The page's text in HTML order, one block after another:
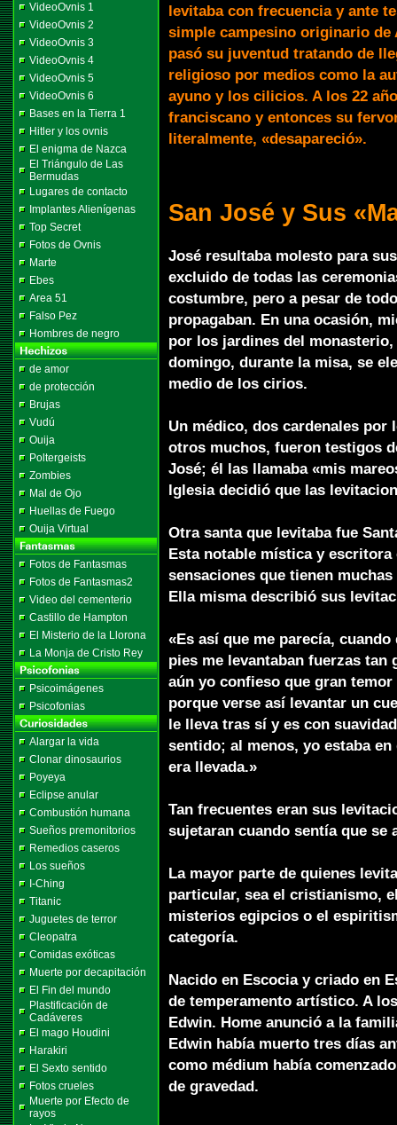
VideoOvnis 1
VideoOvnis 2
VideoOvnis 3
VideoOvnis 4
VideoOvnis 5
VideoOvnis 6
Bases en la Tierra 1
Hitler y los ovnis
El enigma de Nazca
El Triángulo de Las
Bermudas
Lugares de contacto
Implantes Alienígenas
Top Secret
Fotos de Ovnis
Marte
Ebes
Area 51
Falso Pez
Hombres de negro
de amor
de protección
Brujas
Vudú
Ouija
Poltergeists
Zombies
Mal de Ojo
Huellas de Fuego
Ouija Virtual
Fotos de Fantasmas
Fotos de Fantasmas2
Video del cementerio
Castillo de Hampton
El Misterio de la Llorona
La Monja de Cristo Rey
Psicoimágenes
Psicofonias
Alargar la vida
Clonar dinosaurios
Poyeya
Eclipse anular
Combustión humana
Sueños premonitorios
Remedios caseros
Los sueños
I-Ching
Titanic
Juguetes de terror
Cleopatra
Comidas exóticas
Muerte por decapitación
El Fin del mundo
Plastificación de
Cadáveres
El mago Houdini
Harakiri
El Sexto sentido
Fotos crueles
Muerte por Efecto de
rayos
levitaba con frecuencia y ante
simple campesino originario de
pasó su juventud tratando de
religioso por medios como la
ayuno y los cilicios. A los 22
franciscano y entonces su
literalmente, «desapareció».
San José y Sus
José resultaba molesto para
excluido de todas las
costumbre, pero a pesar de
propagaban. En una ocasión,
por los jardines del
domingo, durante la misa, se
medio de los cirios.
Un médico, dos cardenales por
otros muchos, fueron testigos
José; él las llamaba «mis
lglesia decidió que las
Otra santa que levitaba fue
Esta notable mística y
sensaciones que tienen
Ella misma describió sus
«Es así que me parecía,
pies me levantaban fuerzas tan
aún yo confieso que gran
porque verse así levantar un
le lleva tras sí y es con
sentido; al menos, yo estaba
era llevada.»
Tan frecuentes eran sus
sujetaran cuando sentía que se
La mayor parte de quienes
particular, sea el cristianismo,
misterios egipcios o el
categoría.
Nacido en Escocia y criado en
de temperamento artístico. A
Edwin. Home anunció a la
Edwin había muerto tres días
como médium había
de gravedad.